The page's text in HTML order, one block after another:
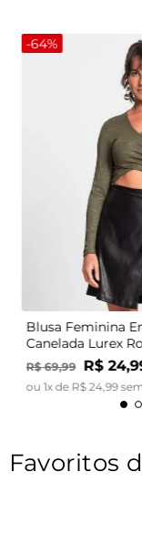
-64%
Blusa Feminina
Canelada Lurex
R$ 69,99 R$ 24,
ou 1x de R$ 24,99
Favoritos